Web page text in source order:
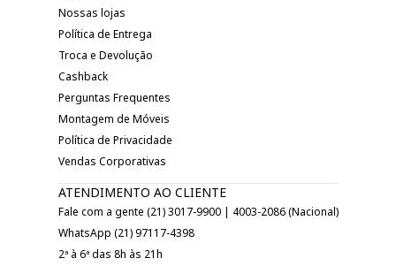
Nossas lojas
Política de Entrega
Troca e Devolução
Cashback
Perguntas Frequentes
Montagem de Móveis
Política de Privacidade
Vendas Corporativas
ATENDIMENTO AO CLIENTE
Fale com a gente (21) 3017-9900 | 4003-2086 (Nacional)
WhatsApp (21) 97117-4398
2ª à 6ª das 8h às 21h